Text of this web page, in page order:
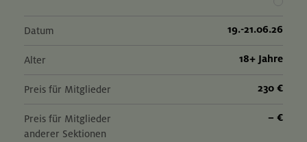
Datum 19.-21.06.26
Alter 18+ Jahre
Preis für Mitglieder 230 €
Preis für Mitglieder
anderer Sektionen
– €